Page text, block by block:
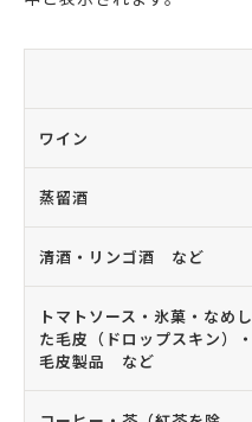
ワイン
蒸留酒
清酒・リンゴ酒 など
トマトソース・氷菓・なめし
た毛皮（ドロップスキン）・
毛皮製品 など